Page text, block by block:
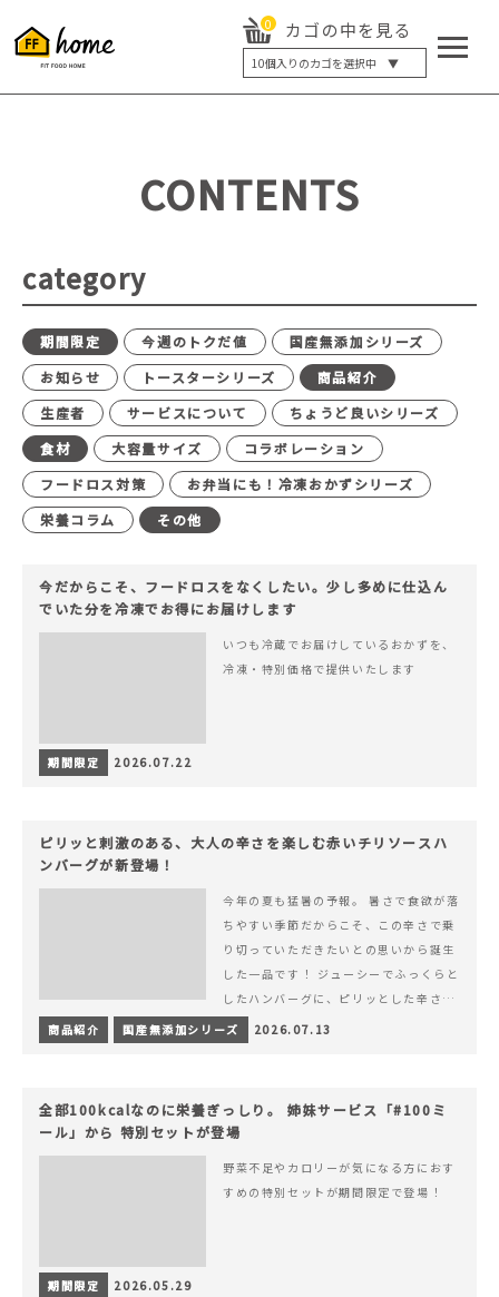
0 カゴの中を見る
10個入りのカゴを選択中 ▼
5個入り
20個入り
最大12%OFF
CONTENTS
category
期間限定 今週のトクだ値
国産無添加シリーズ
お知らせ
トースターシリーズ
商品紹介
生産者
サービスについて
ちょうど良いシリーズ
食材
大容量サイズ
コラボレーション
フードロス対策
お弁当にも！冷凍おかずシリーズ
栄養コラム
その他
今だからこそ、フードロスをなくしたい。少し多めに仕込ん
でいた分を冷凍でお得にお届けします
いつも冷蔵でお届けしているおかずを、
冷凍・特別価格で提供いたします
期間限定 2026.07.22
ピリッと刺激のある、大人の辛さを楽しむ赤いチリソースハ
ンバーグが新登場！
今年の夏も猛暑の予報。 暑さで食欲が落
ちやすい季節だからこそ、この辛さで乗
り切っていただきたいとの思いから誕生
した一品です！ ジューシーでふっくらと
したハンバーグに、ピリッとした辛さと
コク深い旨みが楽しめる特製チリソース
&hellip; 続きを読む ピリッと刺激のあ
商品紹介 国産無添加シリーズ 2026.07.13
全部100kcalなのに栄養ぎっしり。 姉妹サービス「#100ミ
ール」から 特別セットが登場
野菜不足やカロリーが気になる方におす
すめの特別セットが期間限定で登場！
期間限定 2026.05.29